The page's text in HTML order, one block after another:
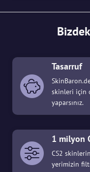
Tasarruf
skinleri için
yaparsınız.
1 milyon
CS2
yerimizin